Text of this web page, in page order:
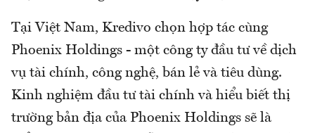
Tại Việt Nam, Kredivo chọn hợp tác cùng
Phoenix Holdings - một công ty đầu tư về dịch
vụ tài chính, công nghệ, bán lẻ và tiêu dùng.
Kinh nghiệm đầu tư tài chính và hiểu biết thị
trường bản địa của Phoenix Holdings sẽ là